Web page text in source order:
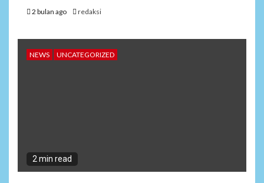
2 bulan ago redaksi
NEWS UNCATEGORIZED
2 min read